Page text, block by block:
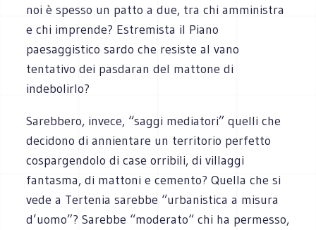
noi è spesso un patto a due, tra chi amministra
e chi imprende? Estremista il Piano
paesaggistico sardo che resiste al vano
tentativo dei pasdaran del mattone di
indebolirlo?
Sarebbero, invece, “saggi mediatori” quelli che
decidono di annientare un territorio perfetto
cospargendolo di case orribili, di villaggi
fantasma, di mattoni e cemento? Quella che si
vede a Tertenia sarebbe “urbanistica a misura
d’uomo”? Sarebbe “moderato“ chi ha permesso,